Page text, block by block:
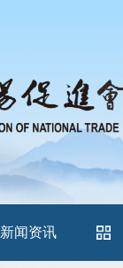
新闻资讯